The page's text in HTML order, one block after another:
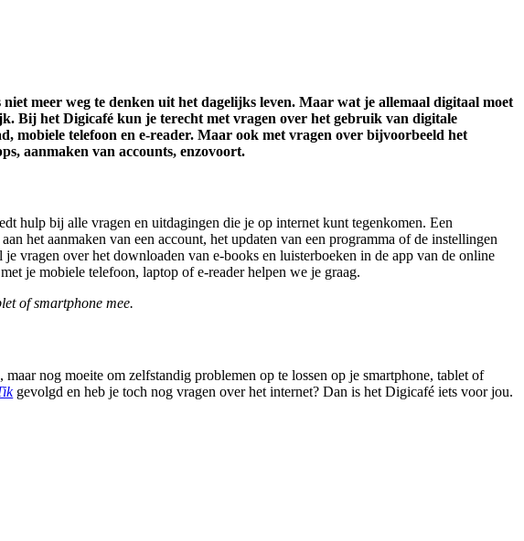
meer weg te denken uit het dagelijks leven. Maar wat je allemaal digitaal moet
Bij het Digicafé kun je terecht met vragen over het gebruik van digitale
mobiele telefoon en e-reader. Maar ook met vragen over bijvoorbeeld het
aanmaken van accounts, enzovoort.
hulp bij alle vragen en uitdagingen die je op internet kunt tegenkomen. Een
het aanmaken van een account, het updaten van een programma of de instellingen
vragen over het downloaden van e-books en luisterboeken in de app van de online
je mobiele telefoon, laptop of e-reader helpen we je graag.
of smartphone mee.
nog moeite om zelfstandig problemen op te lossen op je smartphone, tablet of
gevolgd en heb je toch nog vragen over het internet? Dan is het Digicafé iets voor jou.